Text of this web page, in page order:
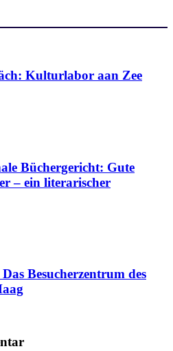
Kulturlabor aan Zee
Büchergericht: Gute
– ein literarischer
Besucherzentrum des